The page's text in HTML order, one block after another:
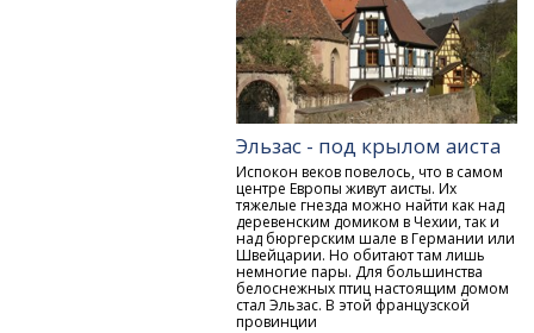
Эльзас - под крылом аиста
Испокон веков повелось, что в самом
центре Европы живут аисты. Их
тяжелые гнезда можно найти как над
деревенским домиком в Чехии, так и
над бюргерским шале в Германии или
Швейцарии. Но обитают там лишь
немногие пары. Для большинства
белоснежных птиц настоящим домом
стал Эльзас. В этой французской
провинции